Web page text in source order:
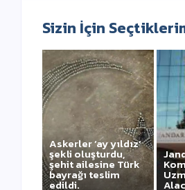
Sizin İçin
Askerler ‘ay yıldız’
şekli oluşturdu,
şehit ailesine Türk
bayrağı teslim
edildi.
NEWSWEEK’ iN